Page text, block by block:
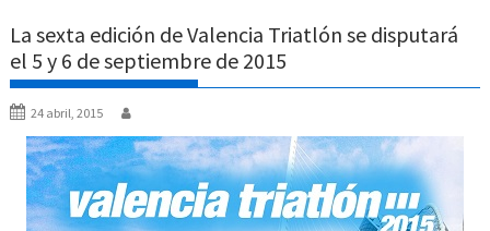
La sexta edición de Valencia Triatlón se disputará
el 5 y 6 de septiembre de 2015
24 abril, 2015